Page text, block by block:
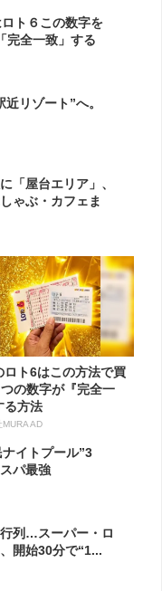
ロト６この数字を
完全一致」する
リゾート”へ。
「屋台エリア」、
ゃぶ・カフェま
ロト6はこの方法で買
の数字が『完全一
る方法
AD
ナイトプール”3
パ最強
行列…スーパー・ロ
開始30分で“1...